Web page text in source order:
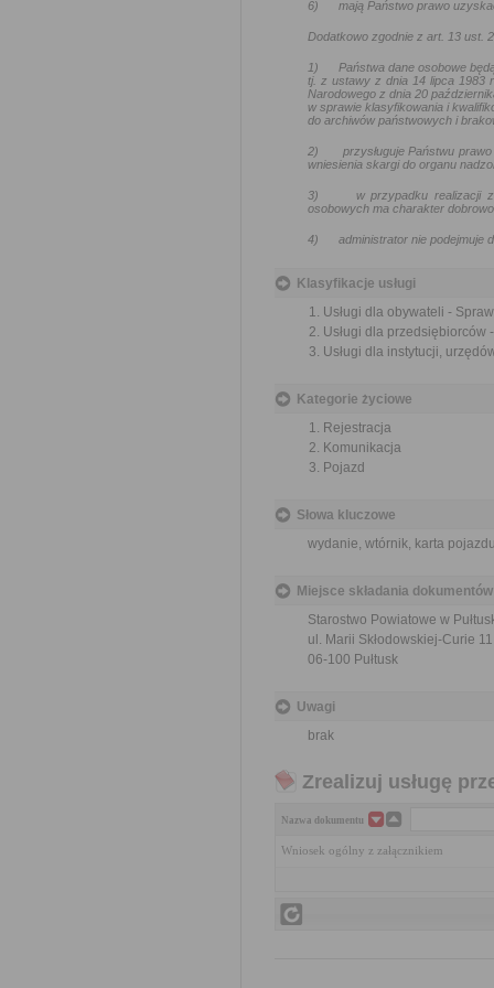
6) mają Państwo prawo
Dodatkowo zgodnie z art. 13 ust.
1) Państwa dane osobowe
tj. z ustawy z dnia 14 lipca 1983
Narodowego z dnia 20
w sprawie klasyfikowania i
do archiwów państwowych i
2) przysługuje Państwu
wniesienia skargi do organu
3) w przypadku realizacji
osobowych ma charakter
4) administrator nie podejmuje
Klasyfikacje usługi
Usługi dla obywateli -
Usługi dla
Usługi dla instytucji,
Kategorie życiowe
Rejestracja
Komunikacja
Pojazd
Słowa kluczowe
wydanie, wtórnik, karta
Miejsce składania dokumentów
Starostwo Powiatowe w
ul. Marii Skłodowskiej-Curie 11
06-100 Pułtusk
Uwagi
brak
Zrealizuj usługę
Nazwa dokumentu
Wniosek ogólny z załącznikiem